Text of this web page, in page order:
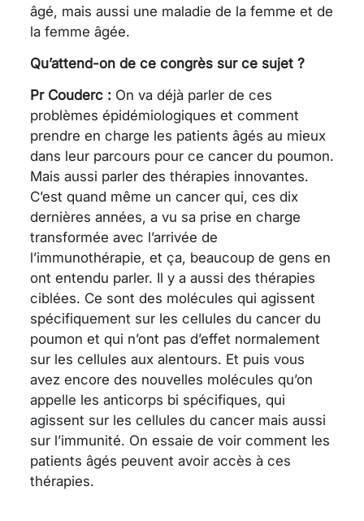
âgé, mais aussi une maladie de la femme et de
la femme âgée.
Qu’attend-on de ce congrès sur ce sujet ?
Pr Couderc : On va déjà parler de ces
problèmes épidémiologiques et comment
prendre en charge les patients âgés au mieux
dans leur parcours pour ce cancer du poumon.
Mais aussi parler des thérapies innovantes.
C’est quand même un cancer qui, ces dix
dernières années, a vu sa prise en charge
transformée avec l’arrivée de
l’immunothérapie, et ça, beaucoup de gens en
ont entendu parler. Il y a aussi des thérapies
ciblées. Ce sont des molécules qui agissent
spécifiquement sur les cellules du cancer du
poumon et qui n’ont pas d’effet normalement
sur les cellules aux alentours. Et puis vous
avez encore des nouvelles molécules qu’on
appelle les anticorps bi spécifiques, qui
agissent sur les cellules du cancer mais aussi
sur l’immunité. On essaie de voir comment les
patients âgés peuvent avoir accès à ces
thérapies.